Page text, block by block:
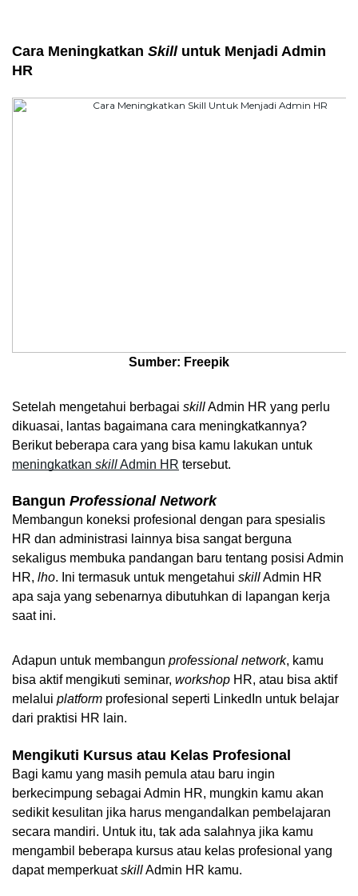
Cara Meningkatkan Skill untuk Menjadi Admin
HR
Sumber: Freepik
Setelah mengetahui berbagai skill Admin HR yang perlu
dikuasai, lantas bagaimana cara meningkatkannya?
meningkatkan skill Admin HR tersebut.
Bangun Professional Network
Membangun koneksi profesional dengan para spesialis
HR dan administrasi lainnya bisa sangat berguna
sekaligus membuka pandangan baru tentang posisi Admin
HR, lho. Ini termasuk untuk mengetahui skill Admin HR
apa saja yang sebenarnya dibutuhkan di lapangan kerja
saat ini.
Adapun untuk membangun professional network, kamu
bisa aktif mengikuti seminar, workshop HR, atau bisa aktif
melalui platform profesional seperti LinkedIn untuk belajar
dari praktisi HR lain.
Mengikuti Kursus atau Kelas Profesional
Bagi kamu yang masih pemula atau baru ingin
berkecimpung sebagai Admin HR, mungkin kamu akan
sedikit kesulitan jika harus mengandalkan pembelajaran
secara mandiri. Untuk itu, tak ada salahnya jika kamu
mengambil beberapa kursus atau kelas profesional yang
dapat memperkuat skill Admin HR kamu.